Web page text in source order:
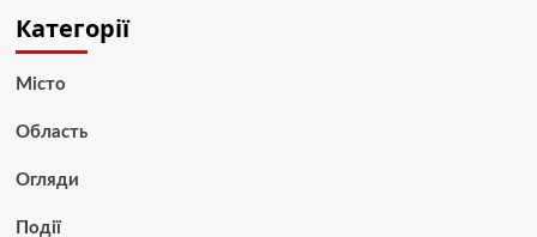
Категорії
Місто
Область
Огляди
Події